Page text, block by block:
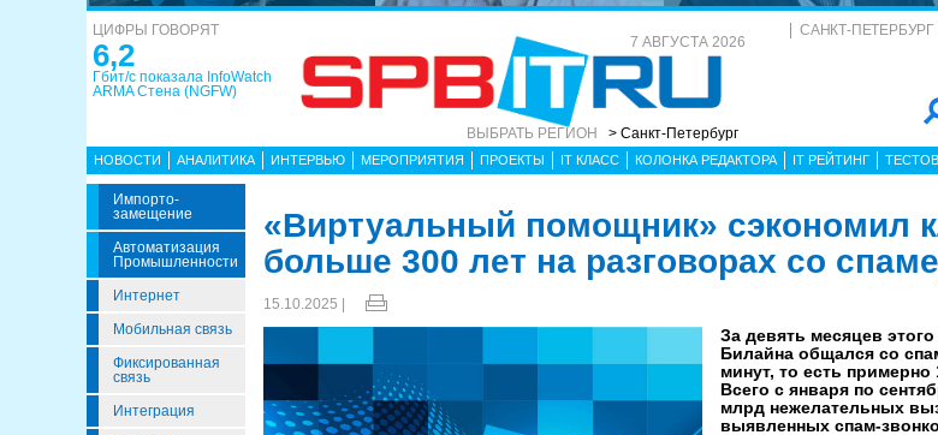
ЦИФРЫ ГОВОРЯТ
6,2
Гбит/с показала InfoWatch
ARMA Стена (NGFW)
7 АВГУСТА 2026
ВЫБРАТЬ РЕГИОН > Санкт-Петербург
САНКТ-ПЕТЕРБУРГ
НОВОСТИ АНАЛИТИКА ИНТЕРВЬЮ МЕРОПРИЯТИЯ ПРОЕКТЫ IT КЛАСС КОЛОНКА РЕДАКТОРА IT РЕЙТИНГ
Импорто­
Замещение
Автоматизация
Промышленности
Интернет
Мобильная связь
Фиксированная
связь
Интеграция
«Виртуальный помощник» сэкономил
больше 300 лет на разговорах со
15.10.2025 |
За девять месяцев
Билайна общался со
минут, то есть примерно
Всего с января по
млрд нежелательных
выявленных спам-